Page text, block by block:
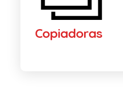
Copiadoras